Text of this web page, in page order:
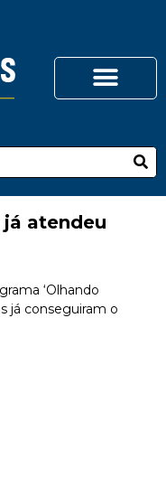
já atendeu
‘Olhando
já conseguiram o